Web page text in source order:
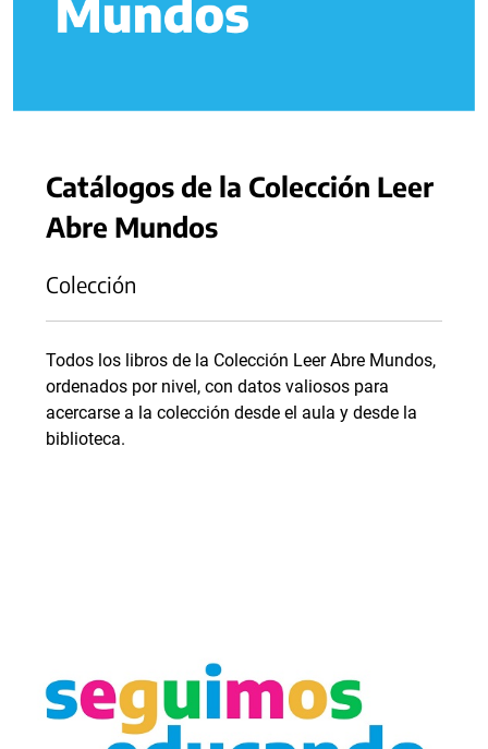
Catálogos de la Colección Leer
Abre Mundos
Colección
Todos los libros de la Colección Leer Abre Mundos,
ordenados por nivel, con datos valiosos para
acercarse a la colección desde el aula y desde la
biblioteca.